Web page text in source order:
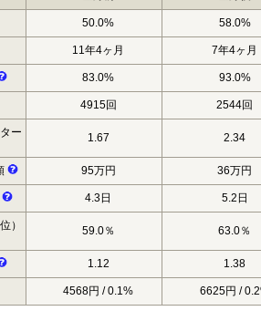
50.0% 58.0%
11年4ヶ月 7年4ヶ月
83.0% 93.0%
4915回 2544回
ー 1.67 2.34
95万円 36万円
4.3日 5.2日
） 59.0％ 63.0％
1.12 1.38
4568円 / 0.1% 6625円 /